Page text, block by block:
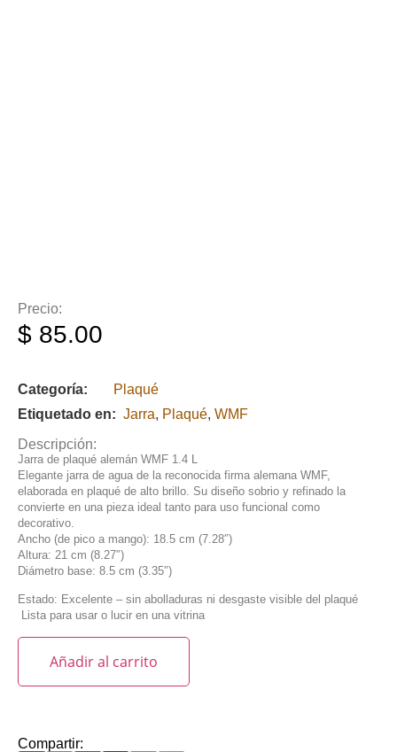
Precio:
$ 85.00
Categoría:
Plaqué
Etiquetado en: Jarra, Plaqué, WMF
Descripción:
Jarra de plaqué alemán WMF 1.4 L
Elegante jarra de agua de la reconocida firma alemana WMF,
elaborada en plaqué de alto brillo. Su diseño sobrio y refinado la
convierte en una pieza ideal tanto para uso funcional como
decorativo.
Ancho (de pico a mango): 18.5 cm (7.28″)
Altura: 21 cm (8.27″)
Diámetro base: 8.5 cm (3.35″)
Estado: Excelente – sin abolladuras ni desgaste visible del plaqué
Lista para usar o lucir en una vitrina
Añadir al carrito
Compartir: